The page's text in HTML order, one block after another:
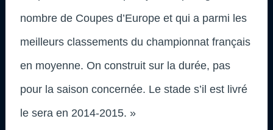
nombre de Coupes d’Europe et qui a parmi les
meilleurs classements du championnat français
en moyenne. On construit sur la durée, pas
pour la saison concernée. Le stade s’il est livré
le sera en 2014-2015. »